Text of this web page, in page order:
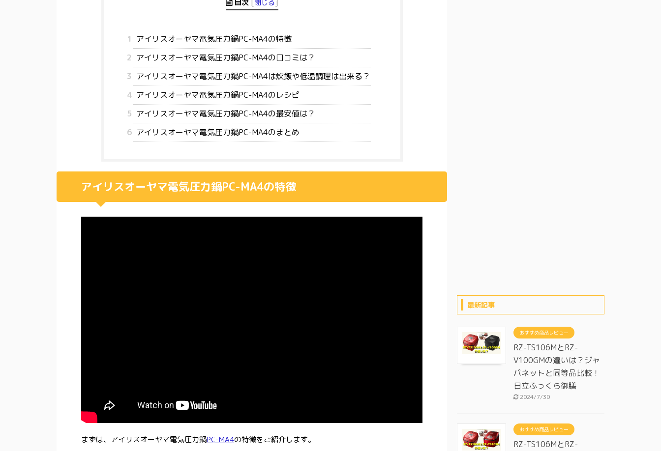
目次 [閉じる]
1
アイリスオーヤマ電気圧力鍋PC-MA4の特徴
2 アイリスオーヤマ電気圧力鍋PC-MA4の口コミは？
3 アイリスオーヤマ電気圧力鍋PC-MA4は炊飯や低温調理は出来る？
4 アイリスオーヤマ電気圧力鍋PC-MA4のレシピ
5 アイリスオーヤマ電気圧力鍋PC-MA4の最安値は？
6 アイリスオーヤマ電気圧力鍋PC-MA4のまとめ
アイリスオーヤマ電気圧力鍋PC-MA4の特徴
まずは、アイリスオーヤマ電気圧力鍋PC-MA4の特徴をご紹介します。
最新記事
おすすめ商品レビュー
RZ-TS106MとRZ-
V100GMの違いは？ジャ
パネットと同等品比較！
日立ふっくら御膳
2024/7/30
おすすめ商品レビュー
RZ-TS106MとRZ-